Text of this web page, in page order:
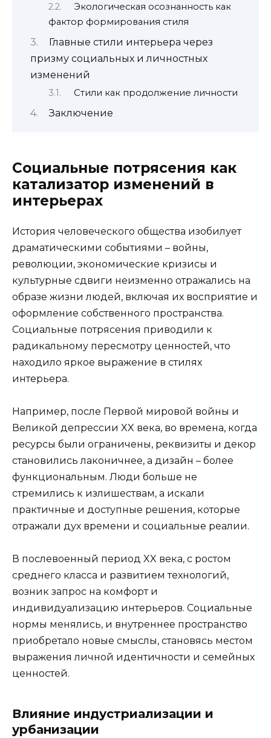
Экологическая осознанность как
фактор формирования стиля
Главные стили интерьера через
призму социальных и личностных
изменений
Стили как продолжение личности
Заключение
Социальные потрясения как
катализатор изменений в
интерьерах
История человеческого общества изобилует
драматическими событиями – войны,
революции, экономические кризисы и
культурные сдвиги неизменно отражались на
образе жизни людей, включая их восприятие и
оформление собственного пространства.
Социальные потрясения приводили к
радикальному пересмотру ценностей, что
находило яркое выражение в стилях
интерьера.
Например, после Первой мировой войны и
Великой депрессии XX века, во времена, когда
ресурсы были ограничены, реквизиты и декор
становились лаконичнее, а дизайн – более
функциональным. Люди больше не
стремились к излишествам, а искали
практичные и доступные решения, которые
отражали дух времени и социальные реалии.
В послевоенный период XX века, с ростом
среднего класса и развитием технологий,
возник запрос на комфорт и
индивидуализацию интерьеров. Социальные
нормы менялись, и внутреннее пространство
приобретало новые смыслы, становясь местом
выражения личной идентичности и семейных
ценностей.
Влияние индустриализации и
урбанизации